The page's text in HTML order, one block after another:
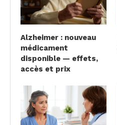
Alzheimer : nouveau
médicament
disponible — effets,
accès et prix